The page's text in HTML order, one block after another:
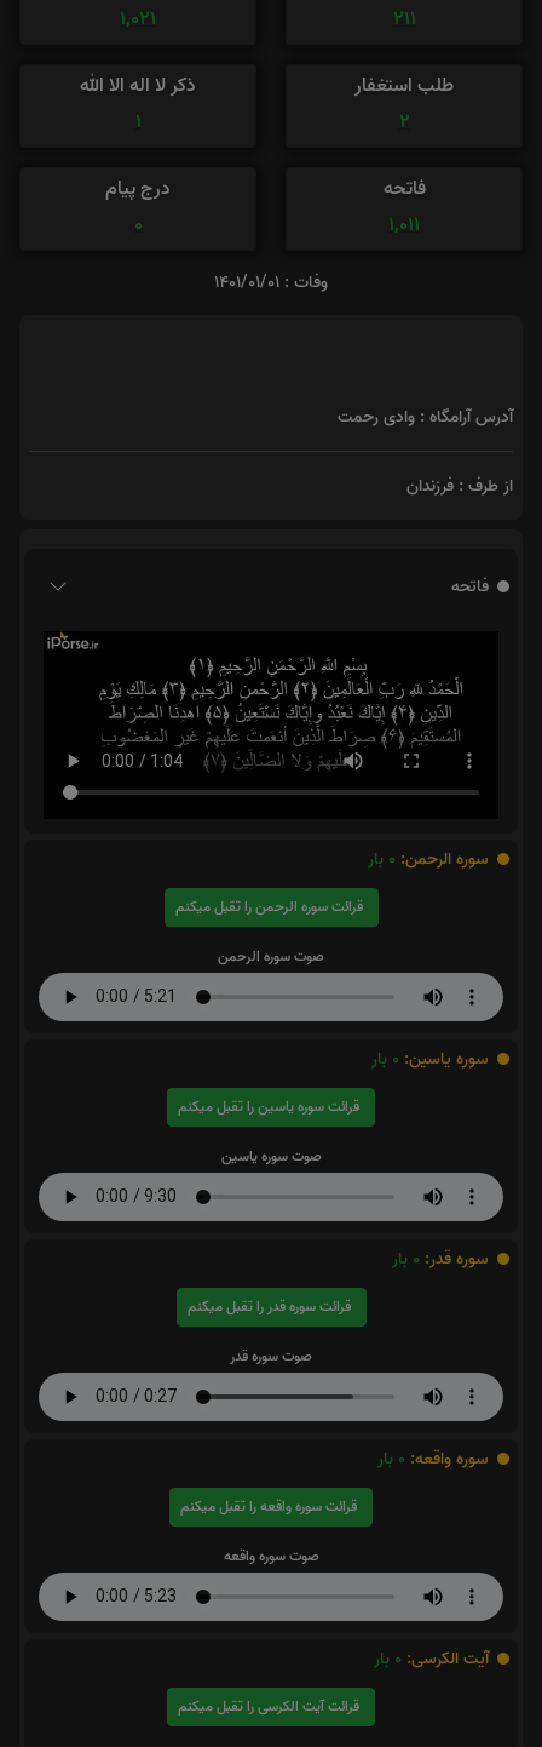
211
1,021
طلب استغفار
2
ذکر لا اله الا الله
1
فاتحه
1,011
درج پیام
0
وفات : 1401/01/01
آدرس آرامگاه : وادی رحمت
از طرف : فرزندان
فاتحه
سوره الرحمن: 0 بار
قرائت سوره الرحمن را تقبل میکنم
صوت سوره الرحمن
سوره یاسین: 0 بار
قرائت سوره یاسین را تقبل میکنم
صوت سوره یاسین
سوره قدر: 0 بار
قرائت سوره قدر را تقبل میکنم
صوت سوره قدر
سوره واقعه: 0 بار
قرائت سوره واقعه را تقبل میکنم
صوت سوره واقعه
آیت الکرسی: 0 بار
قرائت آیت الکرسی را تقبل میکنم